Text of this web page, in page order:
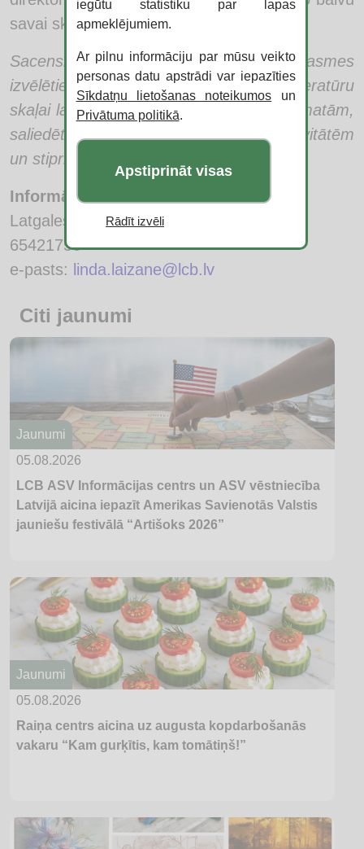
savai skolai.
Sacensības mērķis ir pilnveidot bērnu prasmes
izvēlēties piemērotu un interesantu literatūru
skaļai lasīšanai, veicināt interesi par grāmatām,
saliedēt bērnus kopīgām lasīšanas aktivitātēm
un stiprināt lasītprieku.
Informāciju sagatavoja:
Latgales Centrālās bibliotēka
65421750
e-pasts: linda.laizane@lcb.lv
Citi jaunumi
Jaunumi
05.08.2026
LCB ASV Informācijas centrs un ASV vēstniecība
Latvijā aicina iepazīt Amerikas Savienotās Valstis
jauniešu festivālā “Artišoks 2026”
Jaunumi
05.08.2026
Raiņa centrs aicina uz augusta kopdarbošanās
vakaru “Kam gurķītis, kam tomātiņš!”
iegūtu statistiku par lapas
apmeklējumiem.
Ar pilnu informāciju par mūsu veikto
personas datu apstrādi var iepazīties
Sīkdatņu lietošanas noteikumos un
Privātuma politikā.
Apstiprināt visas
Rādīt izvēli